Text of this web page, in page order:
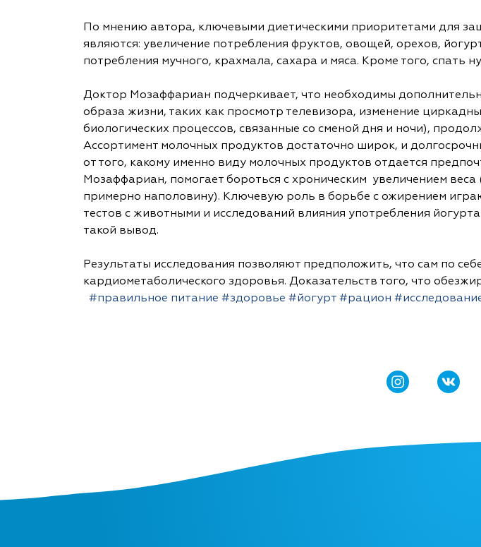
По мнению автора, ключевыми диетическими приоритетами для
являются: увеличение потребления фруктов, овощей, орехов,
потребления мучного, крахмала, сахара и мяса. Кроме того, спать
Доктор Мозаффариан подчеркивает, что необходимы
образа жизни, таких как просмотр телевизора, изменение
биологических процессов, связанные со сменой дня и ночи),
Ассортимент молочных продуктов достаточно широк, и
от того, какому именно виду молочных продуктов отдается
Мозаффариан, помогает бороться с хроническим увеличением
примерно наполовину). Ключевую роль в борьбе с ожирением
тестов с животными и исследований влияния употребления
такой вывод.
Результаты исследования позволяют предположить, что сам по
кардиометаболического здоровья. Доказательств того, что
#правильное питание #здоровье #йогурт #рацион